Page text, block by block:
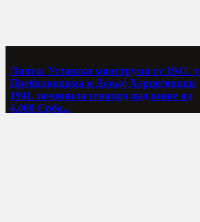
Линта: Усташки монструми су 1941. у
Пребиловцима и Доњој Херцеговини
1941. починили геноцид над више од
4.000 Срба...